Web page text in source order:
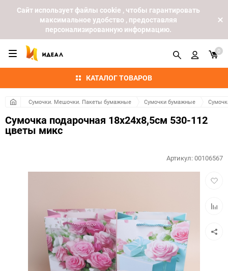
Cайт использует файлы cookie , чтобы гарантировать
максимальное удобство , предоставляя
персонализированную информацию.
КАТАЛОГ ТОВАРОВ
0
Сумочки. Мешочки. Пакеты бумажные Сумочки бумажные
Сумочка подарочная 18х24x8,5см 530-112
цветы микс
Артикул:00106567